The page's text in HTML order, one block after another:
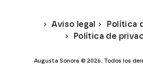
Aviso legal
Política
Política de
Augusta Sonora © 2026. Todos los